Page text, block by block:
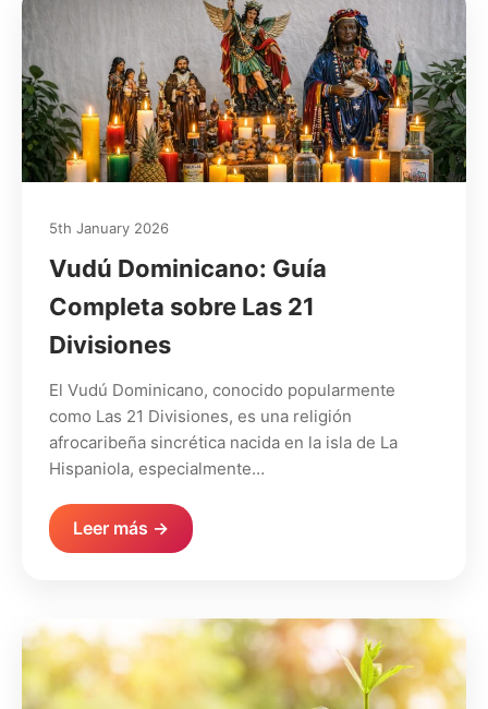
5th January 2026
Vudú Dominicano: Guía
Completa sobre Las 21
Divisiones
El Vudú Dominicano, conocido popularmente
como Las 21 Divisiones, es una religión
afrocaribeña sincrética nacida en la isla de La
Hispaniola, especialmente…
Leer más →